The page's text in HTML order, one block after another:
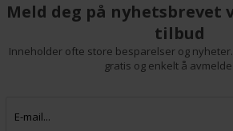
Meld deg på nyhetsbrevet
tilbud
Inneholder ofte store besparelser og
gratis og enkelt å